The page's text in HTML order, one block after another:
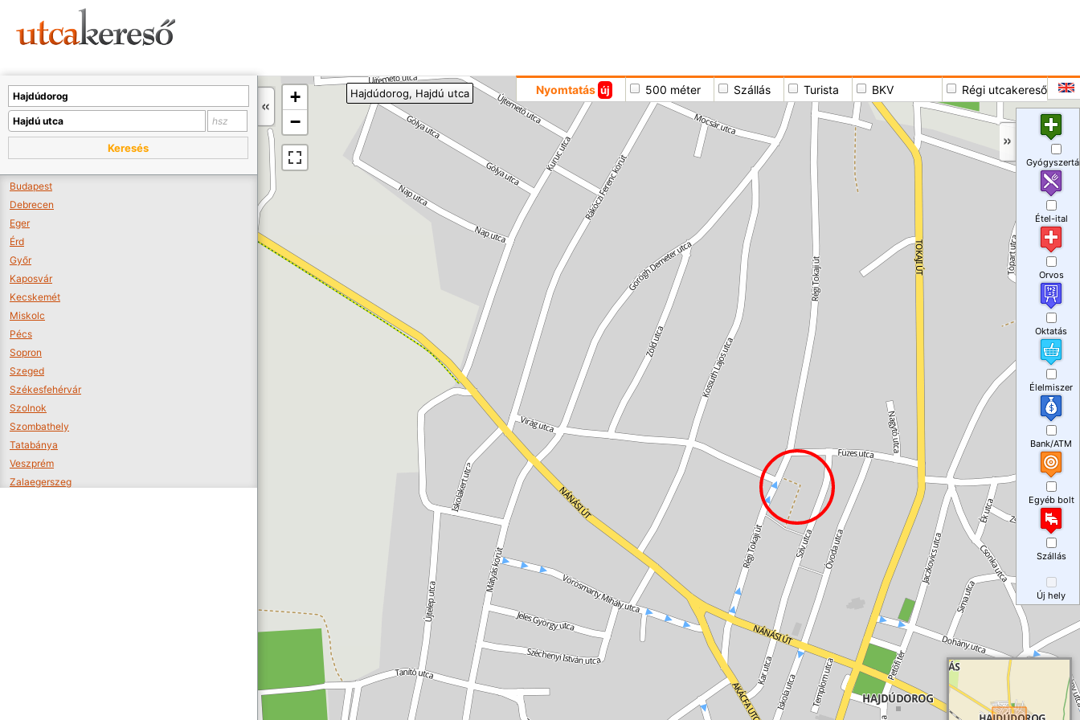
+
−
Nyomtatás új 500 méter Szállás Turista BKV Régi utcakereső
Hajdúdorog, Hajdú utca
Keresés
Budapest
Debrecen
Eger
Érd
Győr
Kaposvár
Kecskemét
Miskolc
Pécs
Sopron
Szeged
Székesfehérvár
Szolnok
Szombathely
Tatabánya
Veszprém
Zalaegerszeg
Étel-ital
Orvos
Oktatás
Élelmiszer
Bank/ATM
Egyéb bolt
Szállás
Új hely
A térképet kicsinyíteni kell, hogy látszódjanak a boltok.
Boltok látszódjanak >>